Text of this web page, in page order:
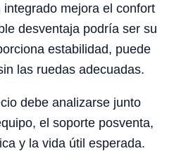
mejora el confort
desventaja podría ser su
estabilidad, puede
las ruedas adecuadas.
debe analizarse junto
el soporte posventa,
y la vida útil esperada.